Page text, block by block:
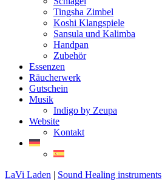
Tingsha Zimbel
Koshi Klangspiele
Sansula und Kalimba
Handpan
Zubehör
Essenzen
Räucherwerk
Gutschein
Musik
Indigo by Zeupa
Website
Kontakt
LaVi Laden | Sound Healing instruments